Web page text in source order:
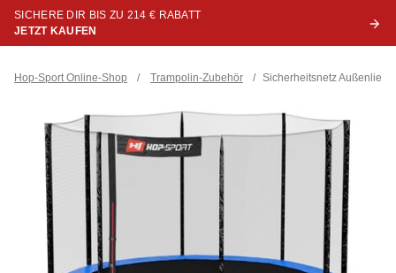
SICHERE DIR BIS ZU 214 € RABATT
JETZT KAUFEN
Hop-Sport Online-Shop / Trampolin-Zubehör / Sicherheitsnetz